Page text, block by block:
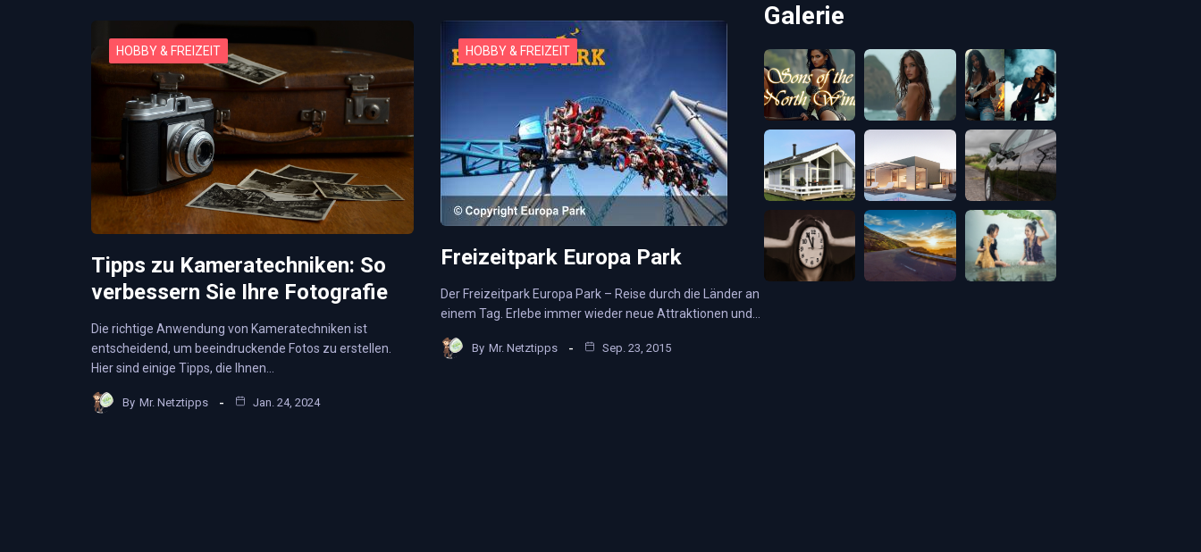
HOBBY & FREIZEIT
Tipps zu Kameratechniken: So
verbessern Sie Ihre Fotografie
Die richtige Anwendung von Kameratechniken ist
entscheidend, um beeindruckende Fotos zu erstellen.
Hier sind einige Tipps, die Ihnen…
By Mr. Netztipps Jan. 24, 2024
HOBBY & FREIZEIT
Freizeitpark Europa Park
Der Freizeitpark Europa Park – Reise durch die Länder an
einem Tag. Erlebe immer wieder neue Attraktionen und…
By Mr. Netztipps Sep. 23, 2015
Galerie